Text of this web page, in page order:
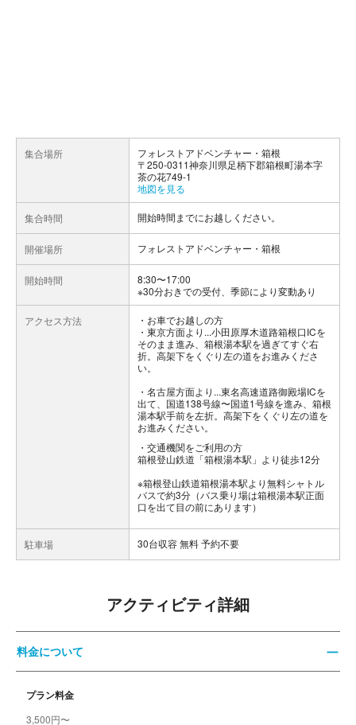
集合場所
フォレストアドベンチャー・箱根
〒250-0311神奈川県足柄下郡箱根町湯本字
茶の花749-1
地図を見る
集合時間 開始時間までにお越しください。
開催場所 フォレストアドベンチャー・箱根
開始時間
8:30〜17:00
※30分おきでの受付、季節により変動あり
アクセス方法
お車でお越しの方
・東京方面より...小田原厚木道路箱根口ICを
そのまま進み、箱根湯本駅を過ぎてすぐ右
折。高架下をくぐり左の道をお進みくださ
い。
・名古屋方面より...東名高速道路御殿場ICを
出て、国道138号線〜国道1号線を進み、箱根
湯本駅手前を左折。高架下をくぐり左の道を
お進みください。
交通機関をご利用の方
箱根登山鉄道「箱根湯本駅」より徒歩12分
※箱根登山鉄道箱根湯本駅より無料シャトル
バスで約3分（バス乗り場は箱根湯本駅正面
口を出て目の前にあります）
駐車場 30台収容 無料 予約不要
アクティビティ詳細
料金について
プラン料金
3,500円〜